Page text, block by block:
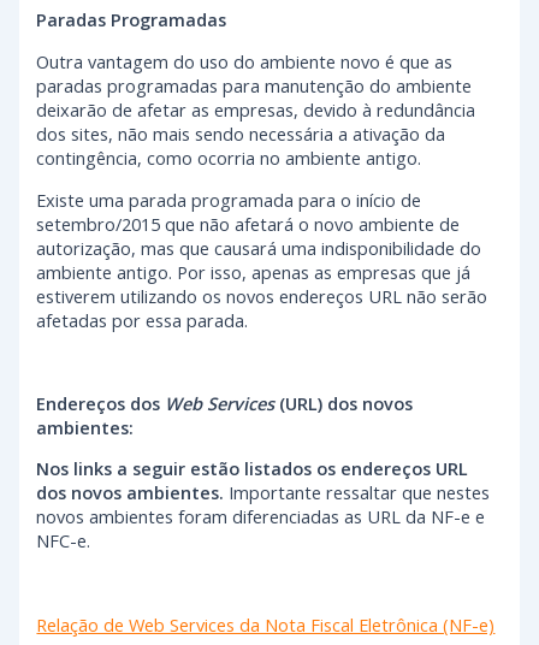
Paradas Programadas
Outra vantagem do uso do ambiente novo é que as
paradas programadas para manutenção do ambiente
deixarão de afetar as empresas, devido à redundância
dos sites, não mais sendo necessária a ativação da
contingência, como ocorria no ambiente antigo.
Existe uma parada programada para o início de
setembro/2015 que não afetará o novo ambiente de
autorização, mas que causará uma indisponibilidade do
ambiente antigo. Por isso, apenas as empresas que já
estiverem utilizando os novos endereços URL não serão
afetadas por essa parada.
Endereços dos Web Services(URL) dos novos
ambientes:
Nos links a seguir estão listados os endereços URL
dos novos ambientes. Importante ressaltar que nestes
novos ambientes foram diferenciadas as URL da NF-e e
NFC-e.
Relação de Web Services da Nota Fiscal Eletrônica (NF-e)